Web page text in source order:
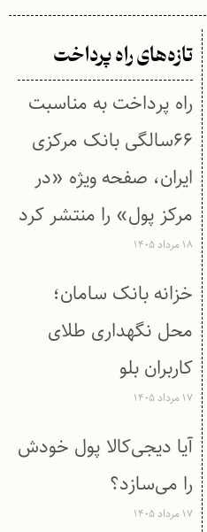
تازه‌های راه پرداخت
راه پرداخت به مناسبت
۶۶سالگی بانک مرکزی
ایران، صفحه ویژه «در
مرکز پول» را منتشر کرد
۱۸ مرداد ۱۴۰۵
خزانه بانک سامان؛
محل نگهداری طلای
کاربران بلو
۱۷ مرداد ۱۴۰۵
آیا دیجی‌کالا پول خودش
را می‌سازد؟
۱۷ مرداد ۱۴۰۵